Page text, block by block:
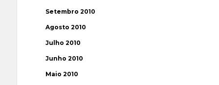
Setembro 2010
Agosto 2010
Julho 2010
Junho 2010
Maio 2010